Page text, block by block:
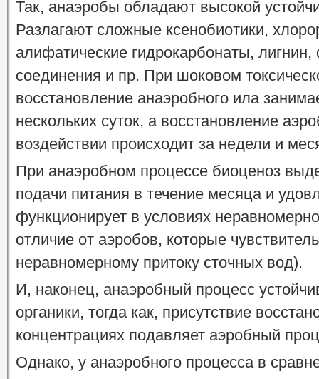
Так, анаэробы обладают высокой
Разлагают сложные ксенобиотики,
алифатические гидрокарбонаты,
соединения и пр. При шоковом
восстановление анаэробного ила
нескольких суток, а восстановление
воздействии происходит за недели и
При анаэробном процессе биоценоз
подачи питания в течение месяца и
функционирует в условиях
отличие от аэробов, которые
неравномерному притоку сточных вод).
И, наконец, анаэробный процесс
органики, тогда как, присутствие
концентрациях подавляет аэробный
Однако, у анаэробного процесса в